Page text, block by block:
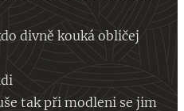
divně kouká obličej
tak při modleni se jim